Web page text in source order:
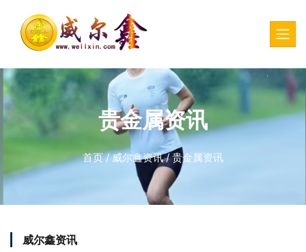
贵金属资讯
首页/威尔鑫资讯/贵金属资讯
威尔鑫资讯